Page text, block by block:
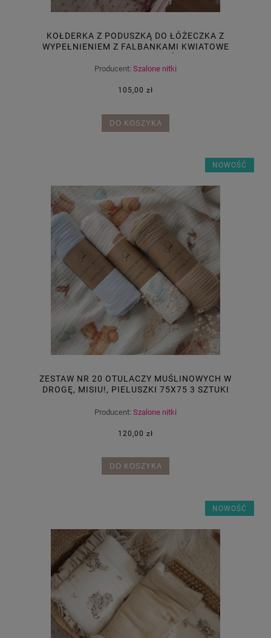
KOŁDERKA Z PODUSZKĄ DO ŁÓŻECZKA Z
WYPEŁNIENIEM Z FALBANKAMI KWIATOWE
Producent: Szalone nitki
105,00 zł
DO KOSZYKA
ZESTAW NR 20 OTULACZY MUŚLINOWYCH W
DROGĘ, MISIU!, PIELUSZKI 75X75 3 SZTUKI
Producent: Szalone nitki
120,00 zł
DO KOSZYKA
NOWOŚĆ
NOWOŚĆ